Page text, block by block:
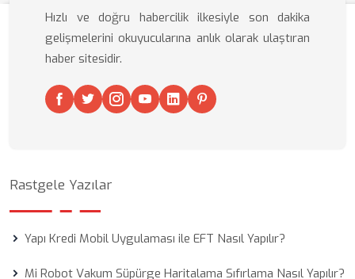
Hızlı ve doğru habercilik ilkesiyle son dakika
gelişmelerini okuyucularına anlık olarak ulaştıran
haber sitesidir.
Rastgele Yazılar
Yapı Kredi Mobil Uygulaması ile EFT Nasıl Yapılır?
Mi Robot Vakum Süpürge Haritalama Sıfırlama Nasıl Yapılır?